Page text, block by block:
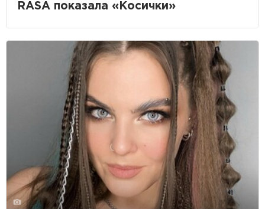
RASA показала «Косички»